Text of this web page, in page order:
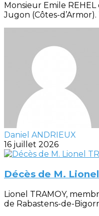
Monsieur Emile REHEL
Jugon (Côtes-
Daniel ANDRIEUX
16 juillet 2026
Décès de M.
Lionel TRAMOY,
de Rabastens-de-